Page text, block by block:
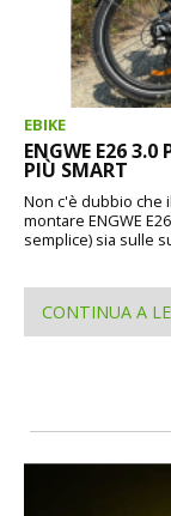
EBIKE
ENGWE E26 3.0
PIÙ SMART
Non c'è dubbio che
montare ENGWE
semplice) sia sulle
CONTINUA A